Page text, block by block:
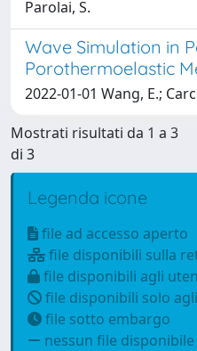
Parolai, S.
Wave Simulation in
Porothermoelastic
2022-01-01 Wang, E.;
Mostrati risultati da 1 a 3
di 3
Legenda icone
file ad accesso aperto
file disponibili sulla
file disponibili agli
file disponibili solo
file sotto embargo
nessun file disponibile